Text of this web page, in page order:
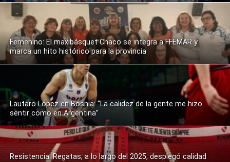
Femenino: El maxibásquet Chaco se integra a FFEMAR y
marca un hito histórico para la provincia
Lautaro López en Bosnia: “La calidez de la gente me hizo
sentir como en Argentina”
Resistencia: Regatas, a lo largo del 2025, desplegó calidad